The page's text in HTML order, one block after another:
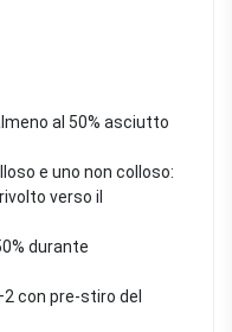
al 50% asciutto
e uno non colloso:
verso il
durante
con pre-stiro del